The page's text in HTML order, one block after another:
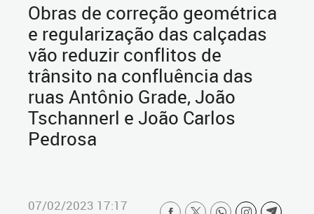
Obras de correção geométrica
e regularização das calçadas
vão reduzir conflitos de
trânsito na confluência das
ruas Antônio Grade, João
Tschannerl e João Carlos
Pedrosa
07/02/2023 17:17